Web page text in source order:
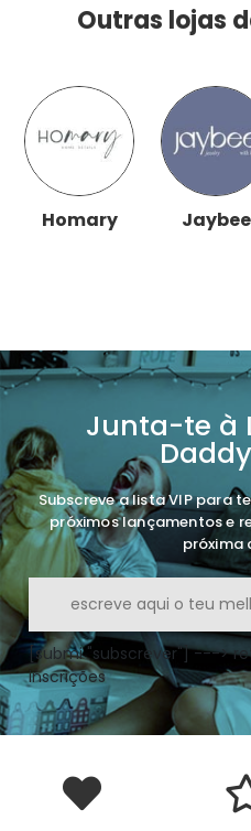
Outras lojas
Homary Jaybee
Junta-te à
Subscreve a lista VIP para
próximos lançamentos e
próxima
[submi "subscrever"] --->
inscrições